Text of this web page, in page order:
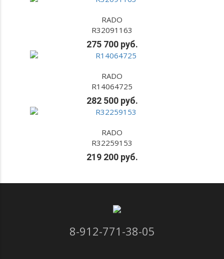
RADO
R32091163
275 700 руб.
RADO
R14064725
282 500 руб.
RADO
R32259153
219 200 руб.
8-912-771-38-05